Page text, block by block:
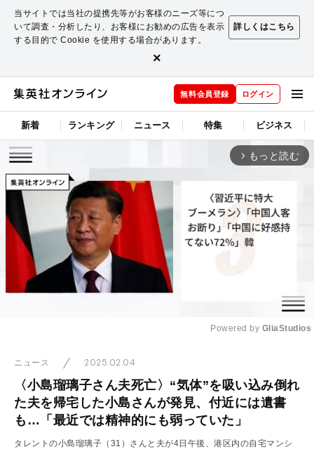
当サイトでは当社の提携先等がお客様のニーズ等につ
いて調査・分析したり、お客様にお勧めの広告を表示
する目的で Cookie を使用する場合があります。
詳しくはこちら
×
無料会員登録 ログイン
新着 ランキング ニュース 特集 ビジネス
arrow_forward_ios もっと読む
Powered by GliaStudios
ニュース 2025.02.04
〈小島瑠璃子さん夫死亡〉“気体”を吸い込み倒れ
た夫を帰宅した小島さんが発見、付近には遺書
も…「最近では精神的にも弱っていた」
タレントの小島瑠璃子（31）さんと夫が4日午後、港区内の自宅マンシ